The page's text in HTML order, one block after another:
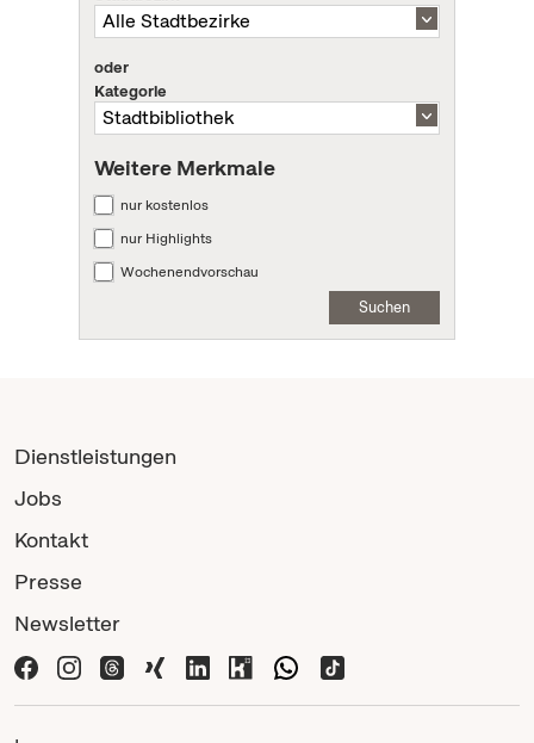
oder
Kategorie
Weitere Merkmale
nur kostenlos
nur Highlights
Wochenendvorschau
Suchen
Dienstleistungen
Jobs
Kontakt
Presse
Newsletter